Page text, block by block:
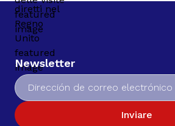
Newsletter
Inviare